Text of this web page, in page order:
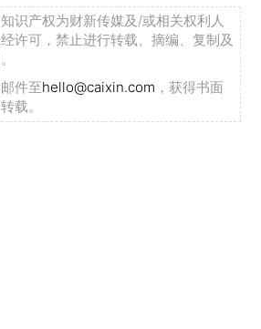
识产权为财新传媒及/或相关权利人
许可，禁止进行转载、摘编、复制及
件至hello@caixin.com ，获得书面
载。